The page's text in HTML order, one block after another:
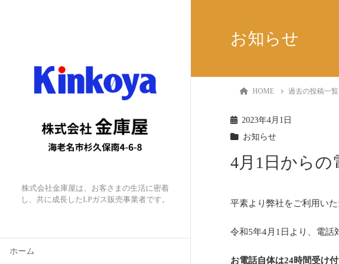
株式会社金庫屋は、お客さまの生活に密着
し、共に成長したLPガス販売事業者です。
ホーム
お知らせ
HOME 過去の投稿一覧
2023年4月1日
お知らせ
4月1日からの
平素より弊社をご利用い
令和5年4月1日より、電話
お電話自体は24時間受け